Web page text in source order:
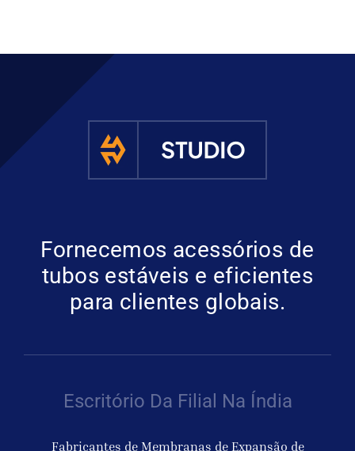
Fornecemos acessórios de
tubos estáveis e eficientes
para clientes globais.
Escritório Da Filial Na Índia
Fabricantes de Membranas de Expansão de